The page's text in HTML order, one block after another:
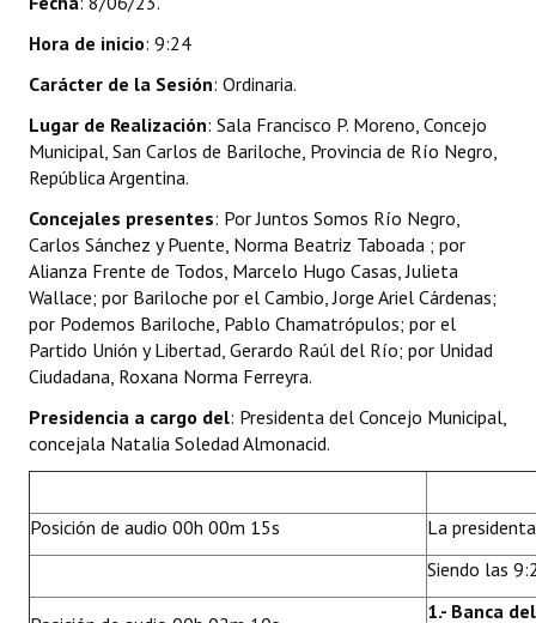
INSTITUCIONAL
Noticias Destacadas
Registros y Distinciones
Datos Históricos
Premio al Mérito - Registro
Audiencias Públicas - Registro
Mujeres que Dejaron Huellas - Registro
Periodistas Decanos - Registro
Banca del Vecino - Registro
Huéspedes de Honor - Registro
Hora de inicio: 9:24
Carácter de la Sesión: Ordinaria.
Lugar de Realización: Sala Francisco P. Moreno, Concejo
Municipal, San Carlos de Bariloche, Provincia de Río Negro,
República Argentina.
Concejales presentes: Por Juntos Somos Río Negro,
Carlos Sánchez y Puente, Norma Beatriz Taboada ; por
Alianza Frente de Todos, Marcelo Hugo Casas, Julieta
Wallace; por Bariloche por el Cambio, Jorge Ariel Cárdenas;
por Podemos Bariloche, Pablo Chamatrópulos; por el
Partido Unión y Libertad, Gerardo Raúl del Río; por Unidad
Ciudadana, Roxana Norma Ferreyra.
Presidencia a cargo del: Presidenta del Concejo Municipal,
concejala Natalia Soledad Almonacid.
Posición de audio 00h 00m 15s
La
Siendo las
1.- Banca